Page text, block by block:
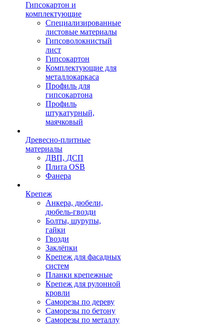
Гипсокартон и
комплектующие
Специализированные
листовые материалы
Гипсоволокнистый
лист
Гипсокартон
Комплектующие для
металлокаркаса
Профиль для
гипсокартона
Профиль
штукатурный,
маячковый
Древесно-плитные
материалы
ДВП, ДСП
Плита OSB
Фанера
Крепеж
Анкера, дюбели,
дюбель-гвозди
Болты, шурупы,
гайки
Гвозди
Заклёпки
Крепеж для фасадных
систем
Планки крепежные
Крепеж для рулонной
кровли
Саморезы по дереву
Саморезы по бетону
Саморезы по металлу